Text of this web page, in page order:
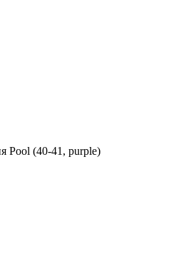
Pool (40-41, purple)